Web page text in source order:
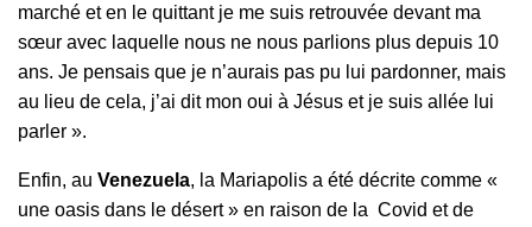
marché et en le quittant je me suis retrouvée devant ma
sœur avec laquelle nous ne nous parlions plus depuis 10
ans. Je pensais que je n’aurais pas pu lui pardonner, mais
au lieu de cela, j’ai dit mon oui à Jésus et je suis allée lui
parler ».
Enfin, au Venezuela, la Mariapolis a été décrite comme «
une oasis dans le désert » en raison de la Covid et de